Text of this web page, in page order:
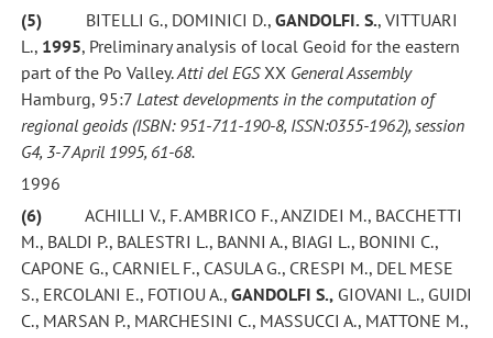
(5)
BITELLI G., DOMINICI D., GANDOLFI. S., VITTUARI
L., 1995, Preliminary analysis of local Geoid for the eastern
part of the Po Valley.Atti del EGSXX General Assembly
Hamburg, 95:7 Latest developments in the computation of
regional geoids (ISBN: 951-711-190-8, ISSN:0355-1962), session
G4, 3-7 April 1995, 61-68.
1996
(6)
ACHILLI V., F. AMBRICO F., ANZIDEI M., BACCHETTI
M., BALDI P., BALESTRI L., BANNI A., BIAGI L., BONINI C.,
CAPONE G., CARNIEL F., CASULA G., CRESPI M., DEL MESE
S., ERCOLANI E., FOTIOU A., GANDOLFI S.,GIOVANI L., GUIDI
C., MARSAN P., MARCHESINI C., MASSUCCI A., MATTONE M.,